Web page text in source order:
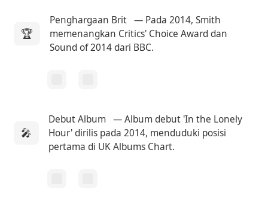
🏆
Penghargaan Brit — Pada 2014, Smith
memenangkan Critics' Choice Award dan
Sound of 2014 dari BBC.
🎤
Debut Album — Album debut 'In the Lonely
Hour' dirilis pada 2014, menduduki posisi
pertama di UK Albums Chart.